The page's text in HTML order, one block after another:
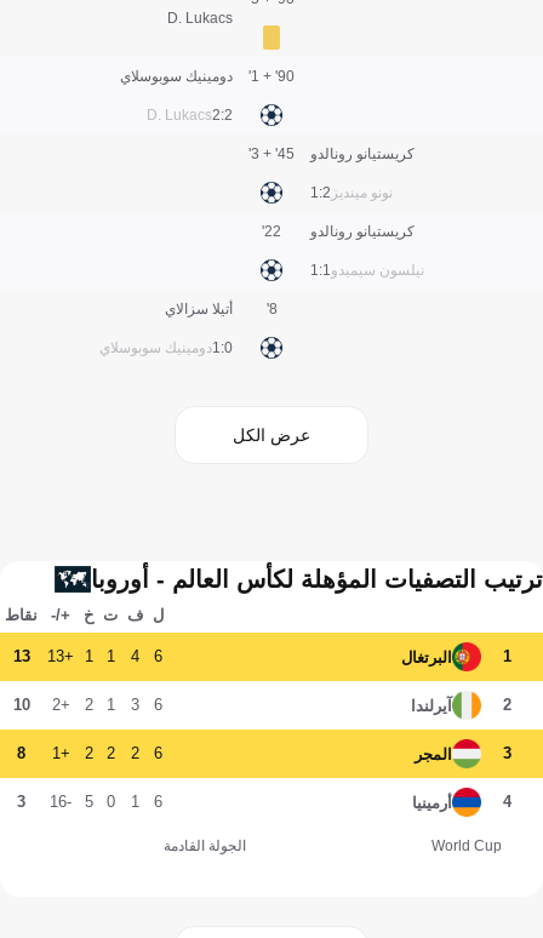
D. Lukacs
دومينيك سوبوسلاي
D. Lukacs2:2
90' + 1'
كريستيانو رونالدو
نونو مينديز 2:1
45' + 3'
كريستيانو رونالدو
نيلسون سيميدو1:1
22'
أتيلا سزالاي
دومينيك سوبوسلاي0:1
8'
عرض الكل
ترتيب التصفيات المؤهلة لكأس العالم - أوروبا
ل ف ت خ +/- نقاط
1 البرتغال 6
4
1
1
+13
13
2 آيرلندا 6
3
1
2
+2
10
3 المجر 6
2
2
2
+1
8
4 أرمينيا 6
1
0
5
-16
3
World Cup الجولة القادمة